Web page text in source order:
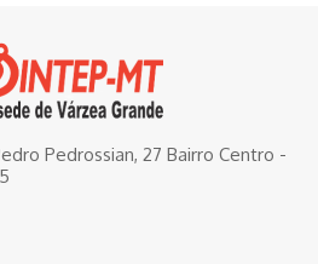
Pedrossian, 27 Bairro Centro -